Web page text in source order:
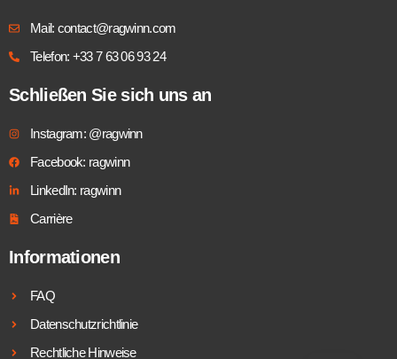
Mail: contact@ragwinn.com
Telefon: +33 7 63 06 93 24
Schließen Sie sich uns an
Instagram: @ragwinn
Facebook: ragwinn
LinkedIn: ragwinn
Carrière
Informationen
FAQ
Datenschutzrichtlinie
Rechtliche Hinweise